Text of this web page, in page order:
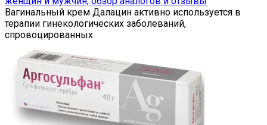
Вагинальный крем Далацин активно используется в
терапии гинекологических заболеваний,
спровоцированных